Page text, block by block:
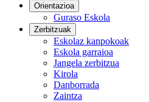
Orientazioa
Guraso Eskola
Zerbitzuak
Eskolaz kanpokoak
Eskola garraioa
Jangela zerbitzua
Kirola
Danborrada
Zaintza